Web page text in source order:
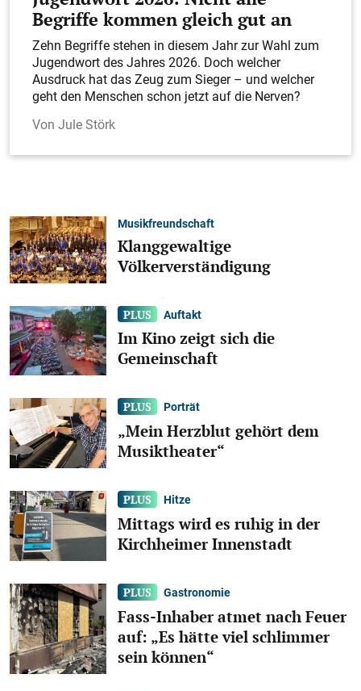
Begriffe kommen gleich gut an
Zehn Begriffe stehen in diesem Jahr zur Wahl zum
Jugendwort des Jahres 2026. Doch welcher
Ausdruck hat das Zeug zum Sieger – und welcher
geht den Menschen schon jetzt auf die Nerven?
Jule Störk
Musikfreundschaft
Klanggewaltige
Völkerverständigung
Auftakt
Im Kino zeigt sich die
Gemeinschaft
Porträt
„Mein Herzblut gehört dem
Musiktheater“
Hitze
Mittags wird es ruhig in der
Kirchheimer Innenstadt
Gastronomie
Fass-Inhaber atmet nach Feuer
auf: „Es hätte viel schlimmer
sein können“